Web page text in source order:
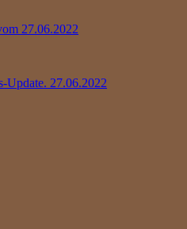
27.06.2022
Update. 27.06.2022